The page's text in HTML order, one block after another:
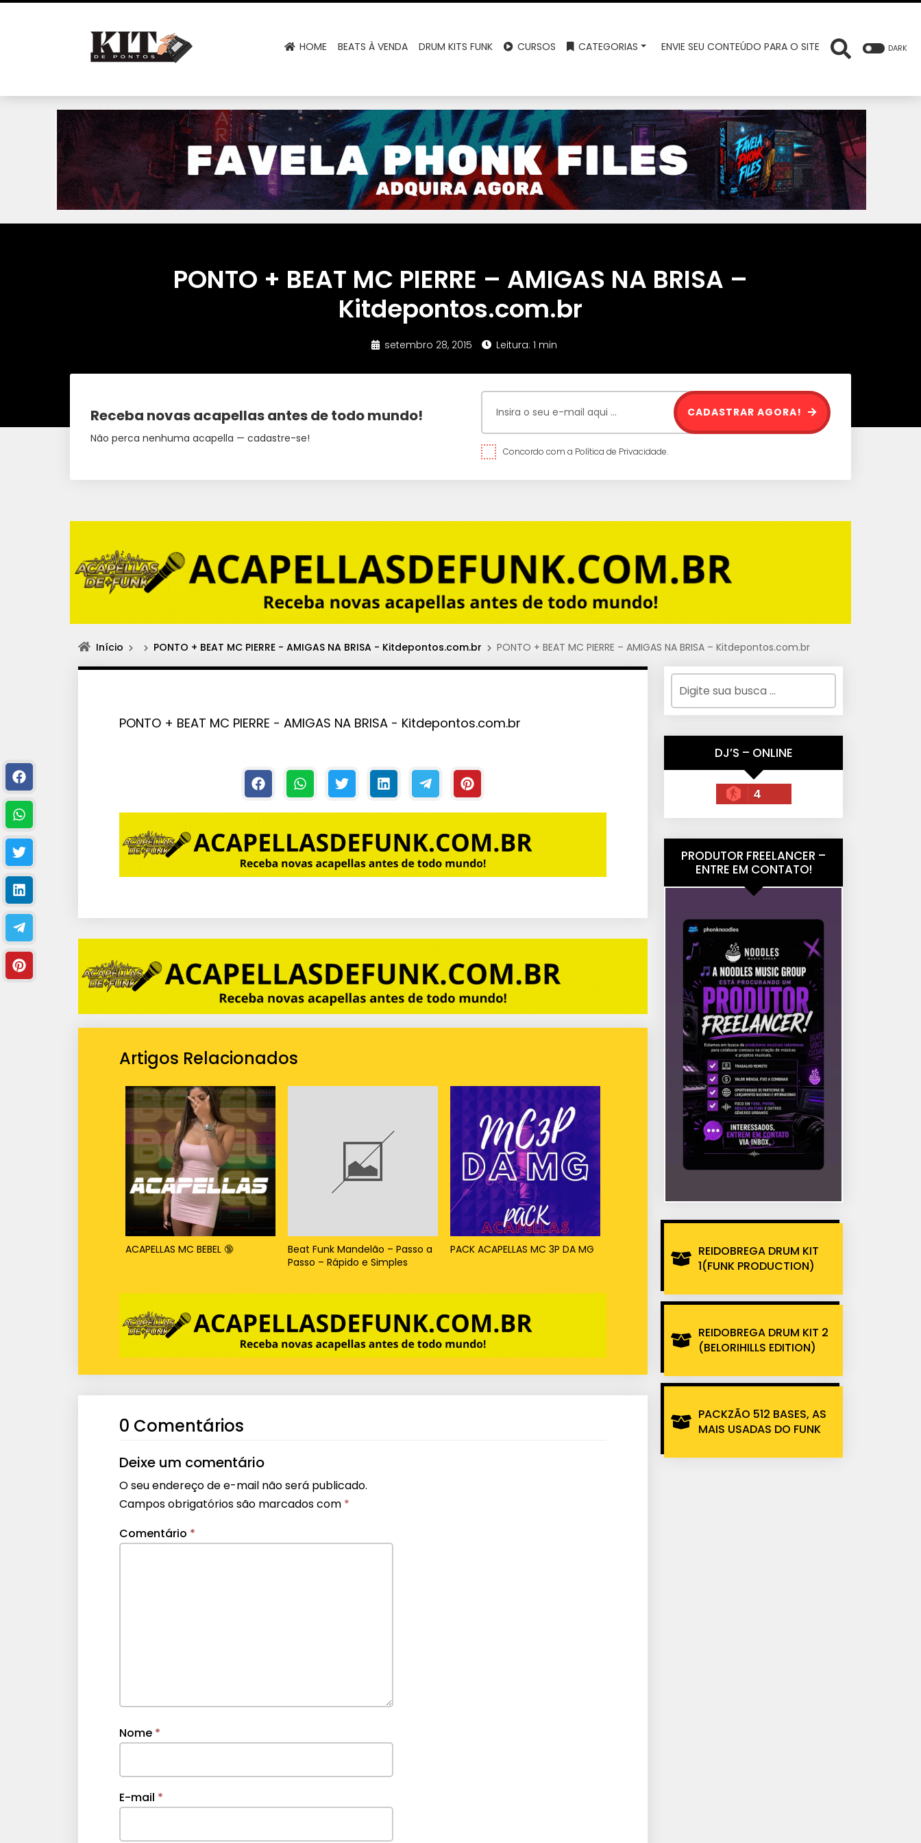
HOME BEATS À VENDA DRUM KITS FUNK CURSOS CATEGORIAS ENVIE SEU CONTEÚDO PARA O SITE DARK
PONTO + BEAT MC PIERRE – AMIGAS NA BRISA –
Kitdepontos.com.br
setembro 28, 2015 Leitura: 1 min
Receba novas acapellas antes de todo mundo!
Não perca nenhuma acapella — cadastre-se!
Concordo com a Política de Privacidade.
CADASTRAR AGORA!
Início PONTO + BEAT MC PIERRE - AMIGAS NA BRISA - Kitdepontos.com.br PONTO + BEAT MC PIERRE – AMIGAS NA BRISA – Kitdepontos.com.br
PONTO + BEAT MC PIERRE - AMIGAS NA BRISA - Kitdepontos.com.br
Artigos Relacionados
ACAPELLAS MC BEBEL 🔞
Beat Funk Mandelão – Passo a
Passo – Rápido e Simples
PACK ACAPELLAS MC 3P DA MG
0 Comentários
Deixe um comentário
O seu endereço de e-mail não será publicado.
Campos obrigatórios são marcados com *
Comentário *
Nome *
E-mail *
DJ’S – ONLINE
4
PRODUTOR FREELANCER –
ENTRE EM CONTATO!
REIDOBREGA DRUM KIT
1(FUNK PRODUCTION)
REIDOBREGA DRUM KIT 2
(BELORIHILLS EDITION)
PACKZÃO 512 BASES, AS
MAIS USADAS DO FUNK